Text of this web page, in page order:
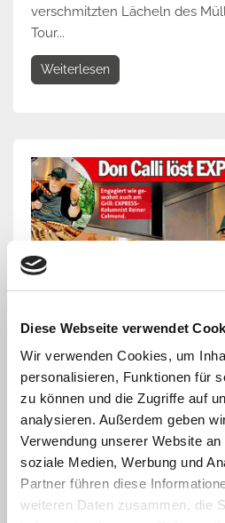
Diese Webseite verwendet
Wir verwenden Cookies, um
personalisieren, Funktionen für
zu können und die Zugriffe auf
analysieren. Außerdem geben
Verwendung unserer Website
soziale Medien, Werbung und
Partner führen diese
weiteren Daten zusammen, die
verschmitzten Lächeln des
Tour...
Weiterlesen
Euro für die FC-
11.10.2011
Im September ging es am
Clubhaus des 1. FC Köln,
Das Unternehmen Remagen,